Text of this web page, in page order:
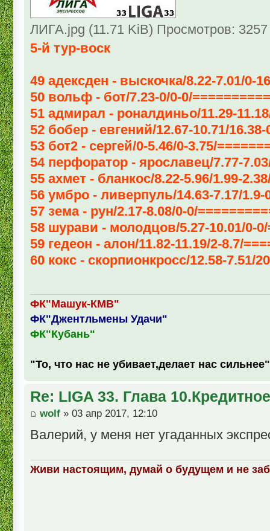
ЛИГА.jpg (11.71 KiB) Просмотров: 3257
5-й тур-воск
49 адексден - выскочка/8.22-7.01/0-
50 вольф - бот/7.23-0/0-0/
51 адмирал - роналдиньо/11.29-
52 бобер - евгений/12.67-10.71/16.38-
53 бот2 - сергей/0-5.46/0-3.75/
54 перфоратор - ярославец/7.77-
55 ахмет - бланкос/8.22-5.96/1.99-
56 умбро - ливерпуль/14.63-7.17/1.9-
57 зема - рун/2.17-8.08/0-0/
58 шурави - молодцов/5.27-10.01/0-0/
59 гедеон - алон/11.82-11.19/2-8.7/
60 кокс - скорпионкросс/12.58-7.51/
ФК"Машук-КМВ"
ФК"Джентльмены Удачи"
ФК"Кубань"
"То, что нас не убивает,делает нас сильнее"
Re: LIGA 33. Глава
wolf » 03 апр 2017, 12:10
Валерий, у меня нет угаданных
Живи настоящим, думай о будущем и не